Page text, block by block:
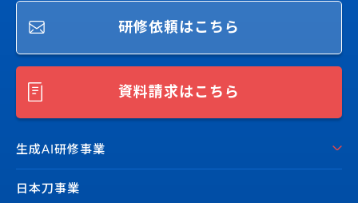
生成AI研修事業
日本刀事業
研修依頼はこちら
資料請求はこちら